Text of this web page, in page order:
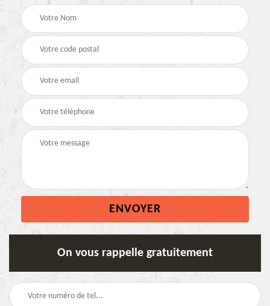
On vous rappelle gratuitement